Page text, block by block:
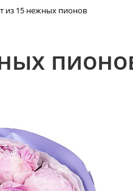
из 15 нежных пионов